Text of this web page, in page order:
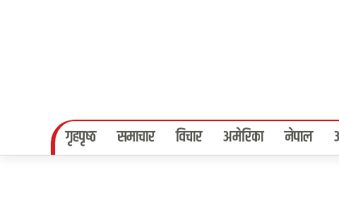
गृहपृष्‍ठ समाचार विचार अमेरिका नेपाल